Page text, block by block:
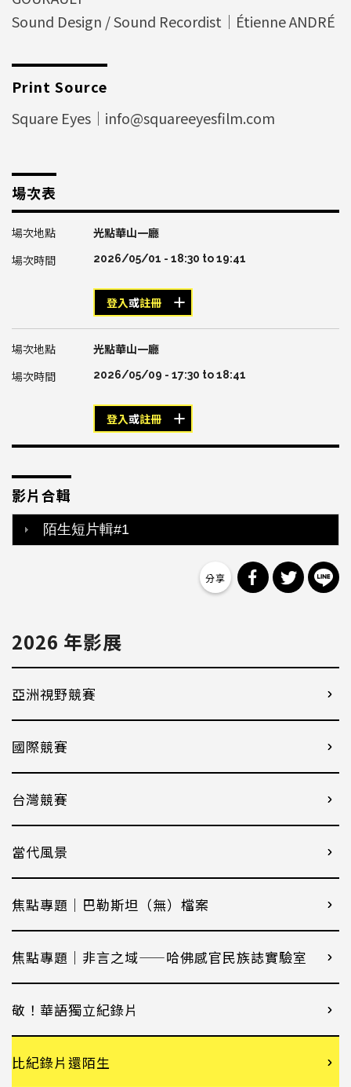
Sound Design / Sound Recordist｜Étienne ANDRÉ
Print Source
Square Eyes｜info@squareeyesfilm.com
場次表
光點華山一廳
2026/05/01 - 18:30 to19:41
登入或註冊
光點華山一廳
2026/05/09 - 17:30 to18:41
登入或註冊
影片合輯
陌生短片輯#1
分享到分享到
2026 年影展
亞洲視野競賽
國際競賽
台灣競賽
當代風景
焦點專題｜巴勒斯坦（無）檔案
焦點專題｜非言之域——哈佛感官民族誌實驗室
敬！華語獨立紀錄片
比紀錄片還陌生